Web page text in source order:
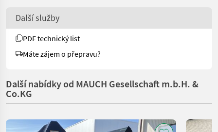
Další služby
PDF technický list
Máte zájem o přepravu?
Další nabídky od MAUCH Gesellschaft m.b.H. &
Co.KG